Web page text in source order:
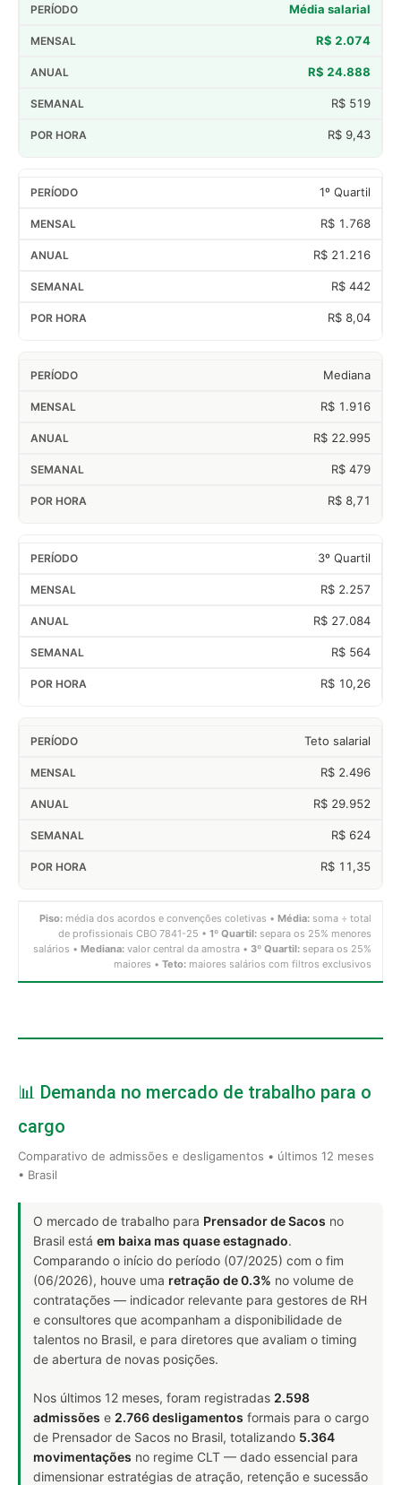
Média salarial
R$ 2.074
R$ 24.888
R$ 519
R$ 9,43
1º Quartil
R$ 1.768
R$ 21.216
R$ 442
R$ 8,04
Mediana
R$ 1.916
R$ 22.995
R$ 479
R$ 8,71
3º Quartil
R$ 2.257
R$ 27.084
R$ 564
R$ 10,26
Teto salarial
R$ 2.496
R$ 29.952
R$ 624
R$ 11,35
Piso: média dos acordos e convenções coletivas • Média: soma ÷ total
de profissionais CBO 7841-25 • 1º Quartil: separa os 25% menores
salários • Mediana: valor central da amostra • 3º Quartil: separa os 25%
maiores • Teto: maiores salários com filtros exclusivos
📊 Demanda no mercado de trabalho para o
cargo
Comparativo de admissões e desligamentos • últimos 12 meses
• Brasil
O mercado de trabalho para Prensador de Sacos no
Brasil está em baixa mas quase estagnado.
Comparando o início do período (07/2025) com o fim
(06/2026), houve uma retração de 0.3% no volume de
contratações — indicador relevante para gestores de RH
e consultores que acompanham a disponibilidade de
talentos no Brasil, e para diretores que avaliam o timing
de abertura de novas posições.
Nos últimos 12 meses, foram registradas 2.598
admissões e 2.766 desligamentos formais para o cargo
de Prensador de Sacos no Brasil, totalizando 5.364
movimentações no regime CLT — dado essencial para
dimensionar estratégias de atração, retenção e sucessão